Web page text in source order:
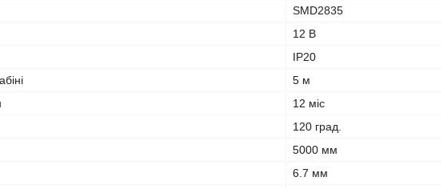
SMD2835
12 В
IP20
5 м
12 міс
120 град.
5000 мм
6.7 мм